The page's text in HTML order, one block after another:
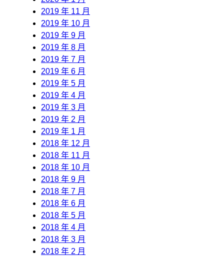
2019 年 11 月
2019 年 10 月
2019 年 9 月
2019 年 8 月
2019 年 7 月
2019 年 6 月
2019 年 5 月
2019 年 4 月
2019 年 3 月
2019 年 2 月
2019 年 1 月
2018 年 12 月
2018 年 11 月
2018 年 10 月
2018 年 9 月
2018 年 7 月
2018 年 6 月
2018 年 5 月
2018 年 4 月
2018 年 3 月
2018 年 2 月